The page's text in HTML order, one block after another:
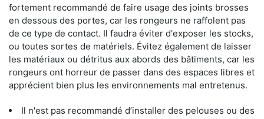
fortement recommandé de faire usage des joints brosses
en dessous des portes, car les rongeurs ne raffolent pas
de ce type de contact. Il faudra éviter d'exposer les stocks,
ou toutes sortes de matériels. Évitez également de laisser
les matériaux ou détritus aux abords des bâtiments, car les
rongeurs ont horreur de passer dans des espaces libres et
apprécient bien plus les environnements mal entretenus.
Il n'est pas recommandé d’installer des pelouses ou des